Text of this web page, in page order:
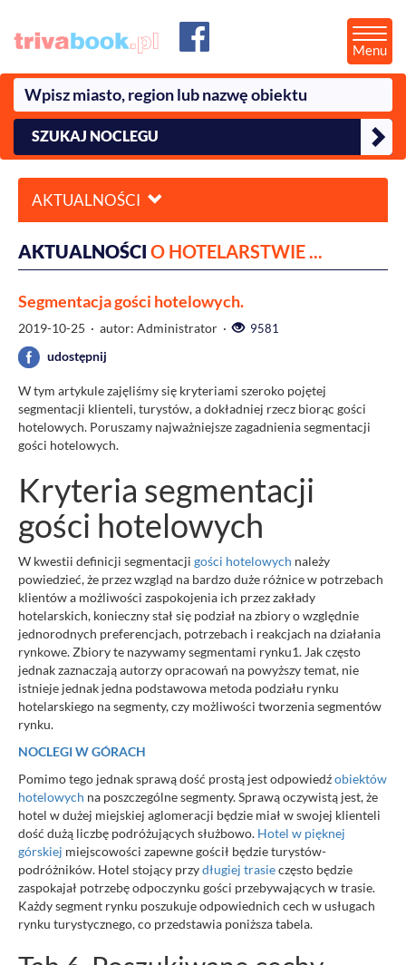
Menu
SZUKAJ NOCLEGU
AKTUALNOŚCI
AKTUALNOŚCI O HOTELARSTWIE ...
Segmentacja gości hotelowych.
2019-10-25 · autor: Administrator · 9581
udostępnij
W tym artykule zajęliśmy się kryteriami szeroko pojętej
segmentacji klienteli, turystów, a dokładniej rzecz biorąc gości
hotelowych. Poruszamy najważniejsze zagadnienia segmentacji
gości hotelowych.
Kryteria segmentacji
gości hotelowych
W kwestii definicji segmentacji gości hotelowych należy
powiedzieć, że przez wzgląd na bardzo duże różnice w potrzebach
klientów a możliwości zaspokojenia ich przez zakłady
hotelarskich, konieczny stał się podział na zbiory o względnie
jednorodnych preferencjach, potrzebach i reakcjach na działania
rynkowe. Zbiory te nazywamy segmentami rynku1. Jak często
jednak zaznaczają autorzy opracowań na powyższy temat, nie
istnieje jednak jedna podstawowa metoda podziału rynku
hotelarskiego na segmenty, czy możliwości tworzenia segmentów
rynku.
NOCLEGI W GÓRACH
Pomimo tego jednak sprawą dość prostą jest odpowiedźobiektów
hotelowych na poszczególne segmenty. Sprawą oczywistą jest, że
hotel w dużej miejskiej aglomeracji będzie miał w swojej klienteli
dość dużą liczbę podróżujących służbowo. Hotel w pięknej
górskiej miejscowości zapewne gościł będzie turystów-
podróżników. Hotel stojący przydługiej trasieczęsto będzie
zaspokajał potrzebę odpoczynku gości przebywających w trasie.
Każdy segment rynku poszukuje odpowiednich cech w usługach
rynku turystycznego, co przedstawia poniższa tabela.